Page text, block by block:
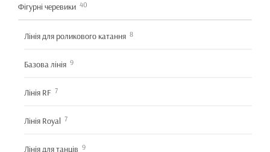
Фігурні черевики 40
Лінія для роликового катання 8
Базова лінія 9
Лінія RF 7
Лінія Royal 7
Лінія для танців 9